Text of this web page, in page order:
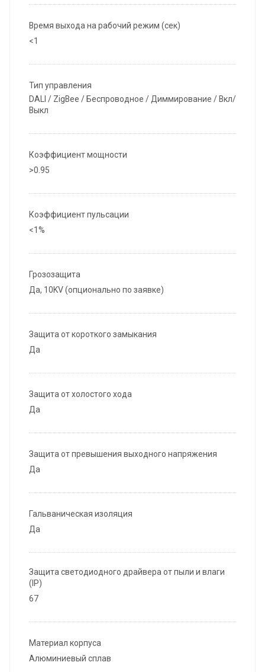
Время выхода на рабочий режим (сек)
<1
Тип управления
DALI / ZigBee / Беспроводное / Диммирование / Вкл/
Выкл
Коэффициент мощности
>0.95
Коэффициент пульсации
<1%
Грозозащита
Да, 10KV (опционально по заявке)
Защита от короткого замыкания
Да
Защита от холостого хода
Да
Защита от превышения выходного напряжения
Да
Гальваническая изоляция
Да
Защита светодиодного драйвера от пыли и влаги
(IP)
67
Материал корпуса
Алюминиевый сплав